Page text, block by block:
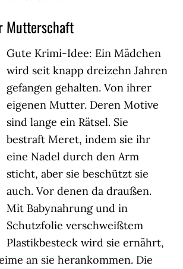
Mutterschaft
Gute Krimi-Idee: Ein Mädchen
wird seit knapp dreizehn Jahren
gefangen gehalten. Von ihrer
eigenen Mutter. Deren Motive
sind lange ein Rätsel. Sie
bestraft Meret, indem sie ihr
eine Nadel durch den Arm
sticht, aber sie beschützt sie
auch. Vor denen da draußen.
Mit Babynahrung und in
Schutzfolie verschweißtem
Plastikbesteck wird sie ernährt,
an sie herankommen. Die